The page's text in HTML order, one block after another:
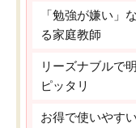
「勉強が嫌い」
る家庭教師
リーズナブルで
ピッタリ
お得で使いやす